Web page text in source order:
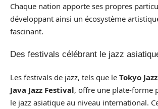
Chaque nation apporte ses propres
développant ainsi un écosystème
fascinant.
Des festivals célébrant le jazz
Les festivals de jazz, tels que le Tokyo
Java Jazz Festival, offre une plate-forme
le jazz asiatique au niveau international.